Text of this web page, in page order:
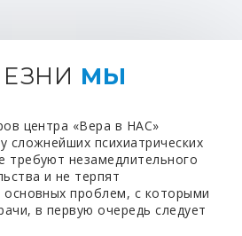
МЫ
центра «Вера в НАС»
сложнейших психиатрических
требуют незамедлительного
и не терпят
основных проблем, с которыми
в первую очередь следует